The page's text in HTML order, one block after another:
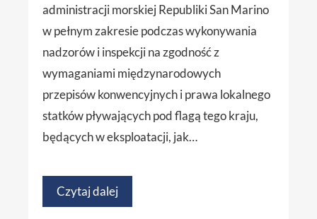
administracji morskiej Republiki San Marino
w pełnym zakresie podczas wykonywania
nadzorów i inspekcji na zgodność z
wymaganiami międzynarodowych
przepisów konwencyjnych i prawa lokalnego
statków pływających pod flagą tego kraju,
będących w eksploatacji, jak…
Czytaj dalej